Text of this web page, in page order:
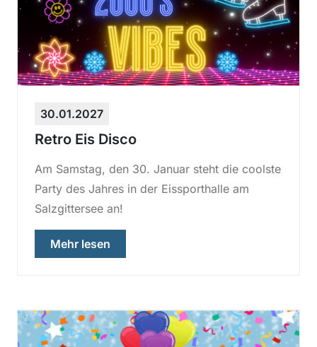
30.01.2027
Retro Eis Disco
Am Samstag, den 30. Januar steht die coolste
Party des Jahres in der Eissporthalle am
Salzgittersee an!
Mehr lesen